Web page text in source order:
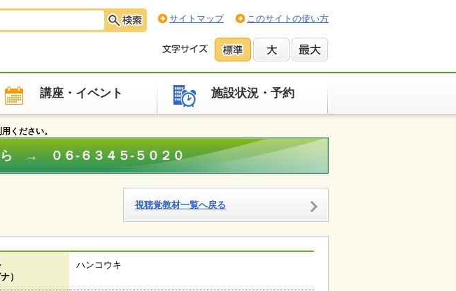
サイトマップ このサイトの使い方
講座・イベント 施設状況・予約
ください。
０６‐６３４５‐５０２０
視聴覚教材一覧へ戻る
）
ハンコウキ